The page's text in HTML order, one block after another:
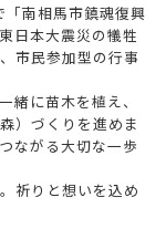
南相馬市鎮魂復興
日本大震災の犠牲
市民参加型の行事
緒に苗木を植え、
）づくりを進めま
ながる大切な一歩
祈りと想いを込め